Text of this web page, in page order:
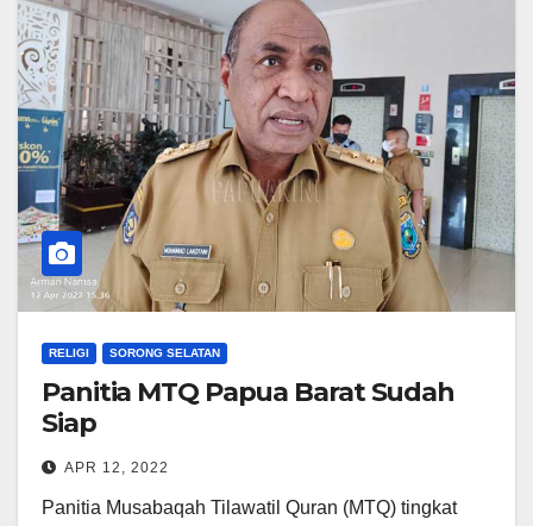
RELIGI SORONG SELATAN
Panitia MTQ Papua Barat Sudah
Siap
APR 12, 2022
Panitia Musabaqah Tilawatil Quran (MTQ) tingkat